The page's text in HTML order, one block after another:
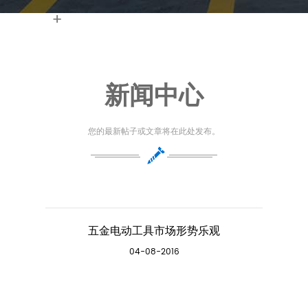
+
新闻中心
您的最新帖子或文章将在此处发布。
五金电动工具市场形势乐观
04-08-2016